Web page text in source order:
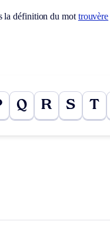
la définition du mot trouvère
Q R S T